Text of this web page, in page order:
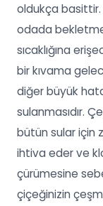
oldukça basittir.
odada
sıcaklığına
bir kıvama
diğer büyük
sulanmasıdır.
bütün sular için
ihtiva eder ve
çürümesine
çiçeğinizin